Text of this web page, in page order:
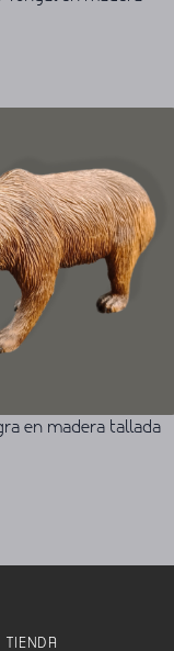
en madera tallada
TIENDA